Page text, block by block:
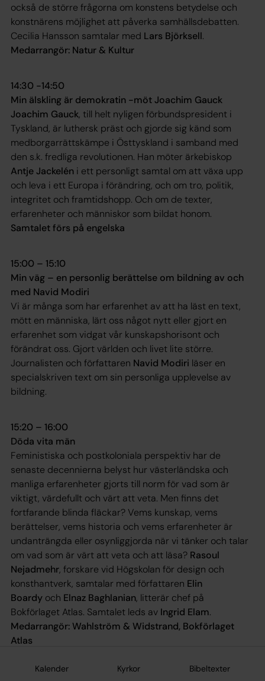
Kalender Kyrkor Bibeltexter
också de större frågorna om konstens betydelse och
konstnärens möjlighet att påverka samhällsdebatten.
Cecilia Hansson samtalar med Lars Björksell.
Medarrangör: Natur & Kultur
14:30 -14:50
Min älskling är demokratin -möt Joachim Gauck
Joachim Gauck, till helt nyligen förbundspresident i
Tyskland, är luthersk präst och gjorde sig känd som
medborgarrättskämpe i Östtyskland i samband med
den s.k. fredliga revolutionen. Han möter ärkebiskop
Antje Jackelén i ett personligt samtal om att växa upp
och leva i ett Europa i förändring, och om tro, politik,
integritet och framtidshopp. Och om de texter,
erfarenheter och människor som bildat honom.
Samtalet förs på engelska
15:00 – 15:10
Min väg – en personlig berättelse om bildning av och
med Navid Modiri
Vi är många som har erfarenhet av att ha läst en text,
mött en människa, lärt oss något nytt eller gjort en
erfarenhet som vidgat vår kunskapshorisont och
förändrat oss. Gjort världen och livet lite större.
Journalisten och författaren Navid Modiri läser en
specialskriven text om sin personliga upplevelse av
bildning.
15:20 – 16:00
Döda vita män
Feministiska och postkoloniala perspektiv har de
senaste decennierna belyst hur västerländska och
manliga erfarenheter gjorts till norm för vad som är
viktigt, värdefullt och värt att veta. Men finns det
fortfarande blinda fläckar? Vems kunskap, vems
berättelser, vems historia och vems erfarenheter är
undanträngda eller osynliggjorda när vi tänker och talar
om vad som är värt att veta och att läsa? Rasoul
Nejadmehr, forskare vid Högskolan för design och
konsthantverk, samtalar med författaren Elin
Boardy och Elnaz Baghlanian, litterär chef på
Bokförlaget Atlas. Samtalet leds av Ingrid Elam.
Medarrangör: Wahlström & Widstrand, Bokförlaget
Atlas
16:10 – 16:40